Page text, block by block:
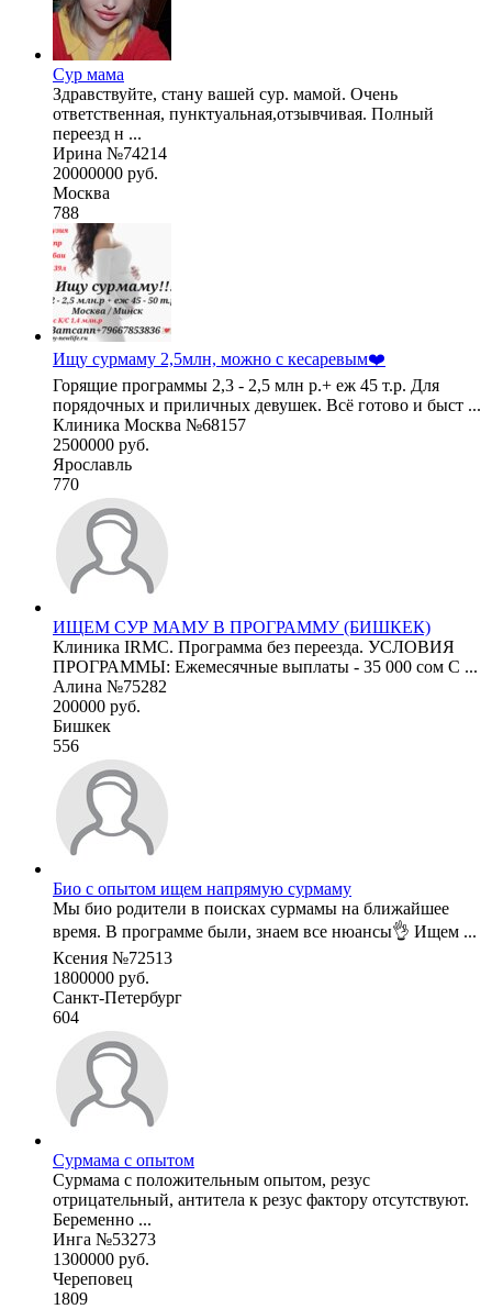
Сур мама
Здравствуйте, стану вашей сур. мамой. Очень
ответственная, пунктуальная,отзывчивая. Полный
переезд н ...
Ирина №74214
20000000 руб.
Москва
788
Ищу сурмаму 2,5млн, можно с кесаревым❤️
Горящие программы 2,3 - 2,5 млн р.+ еж 45 т.р. Для
порядочных и приличных девушек. Всё готово и быст ...
Клиника Москва №68157
2500000 руб.
Ярославль
770
ИЩЕМ СУР МАМУ В ПРОГРАММУ (БИШКЕК)
Клиника IRMC. Программа без переезда. УСЛОВИЯ
ПРОГРАММЫ: Ежемесячные выплаты - 35 000 сом С ...
Алина №75282
200000 руб.
Бишкек
556
Био с опытом ищем напрямую сурмаму
Мы био родители в поисках сурмамы на ближайшее
время. В программе были, знаем все нюансы👌 Ищем ...
Ксения №72513
1800000 руб.
Санкт-Петербург
604
Сурмама с опытом
Сурмама с положительным опытом, резус
отрицательный, антитела к резус фактору отсутствуют.
Беременно ...
Инга №53273
1300000 руб.
Череповец
1809